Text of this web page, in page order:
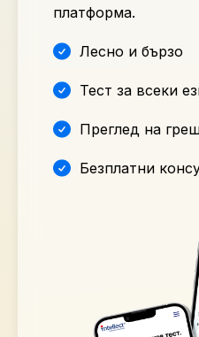
платформа.
Лесно и бързо
Тест за всеки
Преглед на
Безплатни